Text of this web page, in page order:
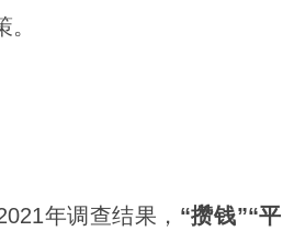
年调查结果， “攒钱”“平